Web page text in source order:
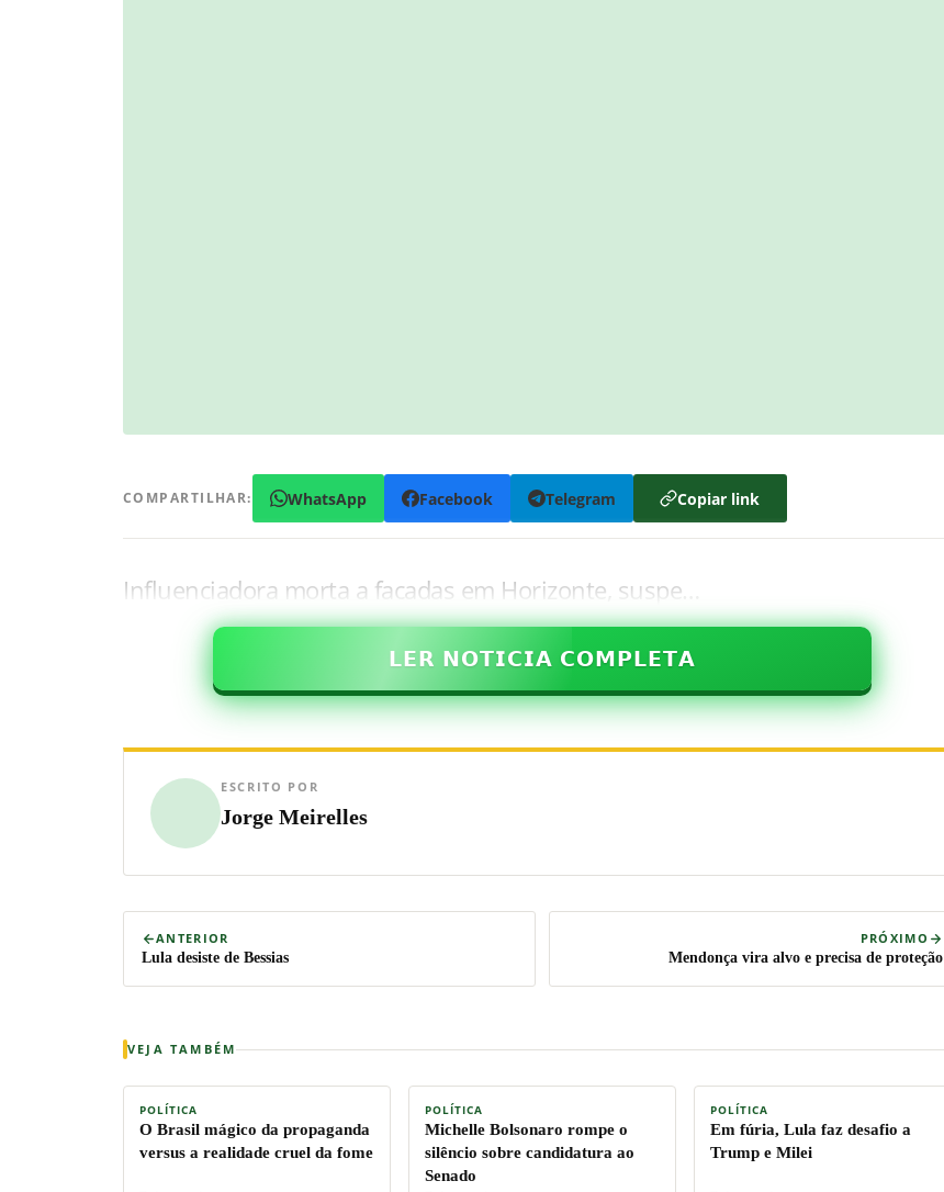
COMPARTILHAR: WhatsApp Facebook Telegram Copiar link
Influenciadora morta a facadas em Horizonte, suspe…
𝗟𝗘𝗥 𝗡𝗢𝗧𝗜𝗖𝗜𝗔 𝗖𝗢𝗠𝗣𝗟𝗘𝗧𝗔
ESCRITO POR
Jorge Meirelles
ANTERIOR
Lula desiste de Bessias
PRÓXIMO
Mendonça vira alvo e precisa de proteção
VEJA TAMBÉM
POLÍTICA
O Brasil mágico da propaganda
versus a realidade cruel da fome
POLÍTICA
Michelle Bolsonaro rompe o
silêncio sobre candidatura ao
Senado
POLÍTICA
Em fúria, Lula faz desafio a
Trump e Milei